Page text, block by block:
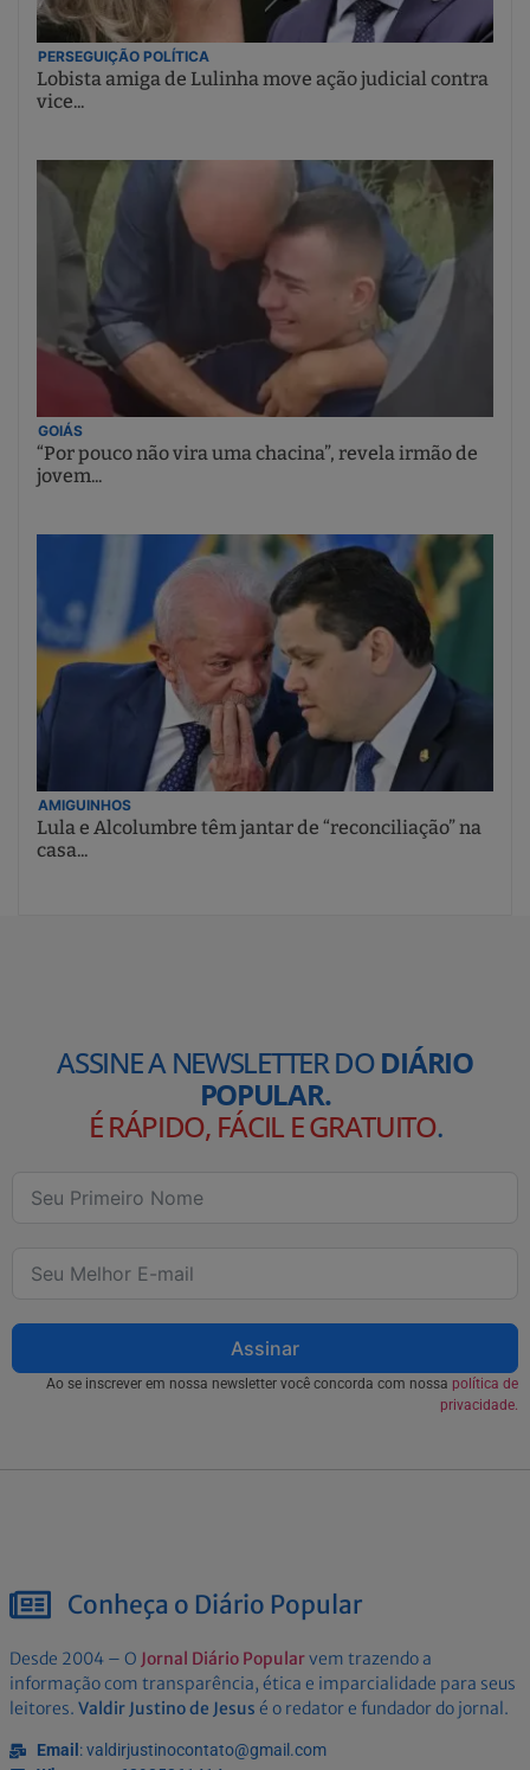
PERSEGUIÇÃO POLÍTICA
Lobista amiga de Lulinha move ação judicial contra
vice...
GOIÁS
“Por pouco não vira uma chacina”, revela irmão de
jovem...
AMIGUINHOS
Lula e Alcolumbre têm jantar de “reconciliação” na
casa...
ASSINE A NEWSLETTER DODIÁRIO
POPULAR.
É RÁPIDO, FÁCIL E GRATUITO.
Assinar
Ao se inscrever em nossa newsletter você concorda com nossa política de
privacidade.
Conheça o Diário Popular
Desde 2004 – O Jornal Diário Popularvem trazendo a
informação com transparência, ética e imparcialidade para seus
leitores. Valdir Justino de Jesus é o redator e fundador do jornal.
Email : valdirjustinocontato@gmail.com